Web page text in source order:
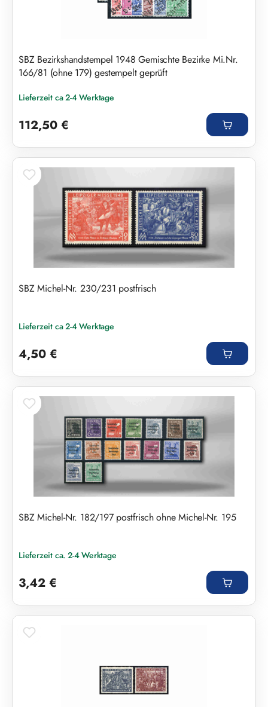
SBZ Bezirkshandstempel 1948 Gemischte Bezirke Mi.Nr.
166/81 (ohne 179) gestempelt geprüft
Lieferzeit ca 2-4 Werktage
112,50 €
SBZ Michel-Nr. 230/231 postfrisch
Lieferzeit ca 2-4 Werktage
4,50 €
SBZ Michel-Nr. 182/197 postfrisch ohne Michel-Nr. 195
Lieferzeit ca. 2-4 Werktage
3,42 €